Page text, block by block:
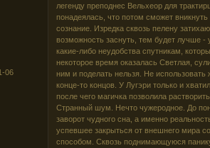
06
легенду преподнес Вельхеор для
понадеялась, что потом сможет
сознание. Изредка сквозь пелену
возможность заснуть, тем будет лучше -
какие-либо неудобства спутникам,
некоторое время оказалась Светлая,
ним и поделать нельзя. Не
конце-то концов. У Лугэри только и
после чего магичка позволила
Странный шум. Нечто чужеродное. До
заворот чудного сна, а именно
успевшее закрыться от внешнего мира
способом. Сквозь поднимающуюся